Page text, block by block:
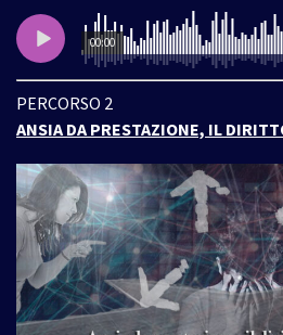
00:00
PERCORSO 2
ANSIA DA PRESTAZIONE, IL